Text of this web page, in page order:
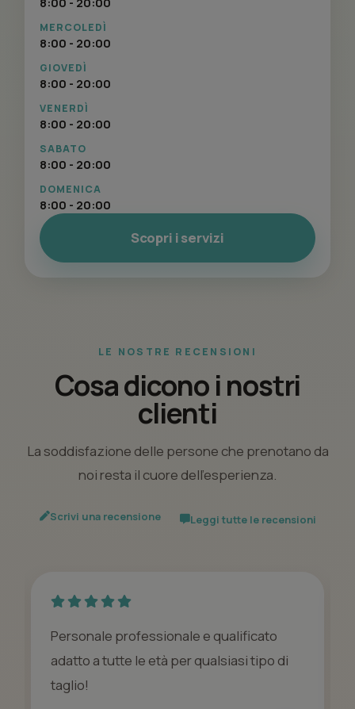
MERCOLEDÌ
8:00 - 20:00
GIOVEDÌ
8:00 - 20:00
VENERDÌ
8:00 - 20:00
SABATO
8:00 - 20:00
DOMENICA
8:00 - 20:00
Scopri i servizi
LE NOSTRE RECENSIONI
Cosa dicono i nostri
clienti
La soddisfazione delle persone che prenotano da
noi resta il cuore dell’esperienza.
Scrivi una recensione Leggi tutte le recensioni
Personale professionale e qualificato
adatto a tutte le età per qualsiasi tipo di
taglio!